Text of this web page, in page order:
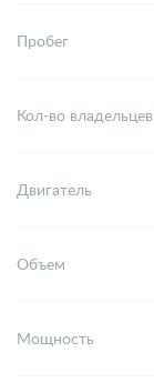
Пробег
Кол-во владельцев
Двигатель
Объем
Мощность